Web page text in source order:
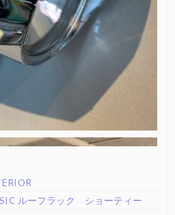
ルーフラック ショーティー